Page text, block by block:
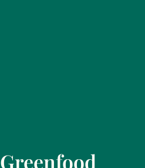
Greenfood